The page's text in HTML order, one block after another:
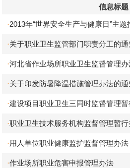
信息标题
·2013年“世界安全生产与健康日”主
·关于职业卫生监管部门职责分工的通
·河北省作业场所职业卫生监督管理
号)
·关于印发防暑降温措施管理办法的通
·建设项目职业卫生三同时监督管理
·职业卫生技术服务机构监督管理暂
令)
·用人单位职业健康监护监督管理办法
·作业场所职业危害申报管理办法